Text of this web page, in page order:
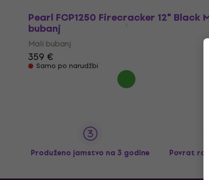
Pearl FCP1250 Firecracker 12" Black
bubanj
Mali bubanj
359 €
Samo po narudžbi
Produženo jamstvo na 3 godine Povrat